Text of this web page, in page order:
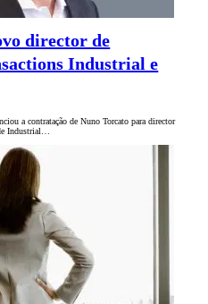
director de
Industrial e
a contratação de Nuno Torcato para director
Industrial…